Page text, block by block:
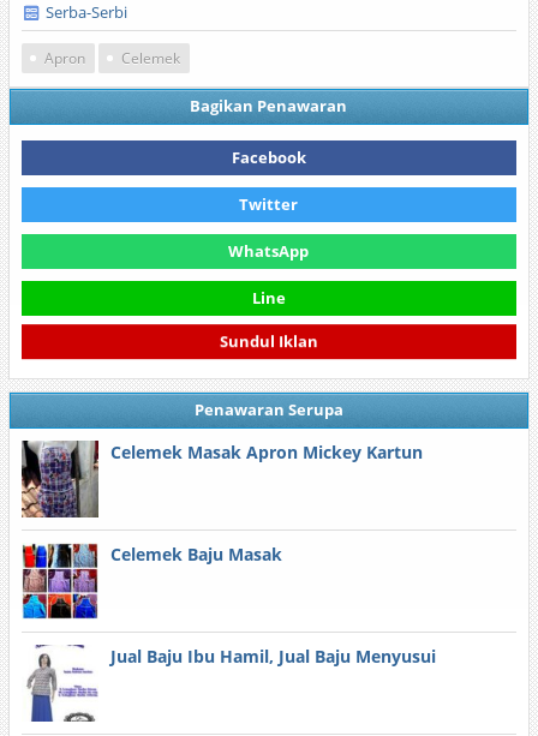
Serba-Serbi
Apron Celemek
Bagikan Penawaran
Facebook
Twitter
WhatsApp
Line
Sundul Iklan
Penawaran Serupa
Celemek Masak Apron Mickey Kartun
Celemek Baju Masak
Jual Baju Ibu Hamil, Jual Baju Menyusui